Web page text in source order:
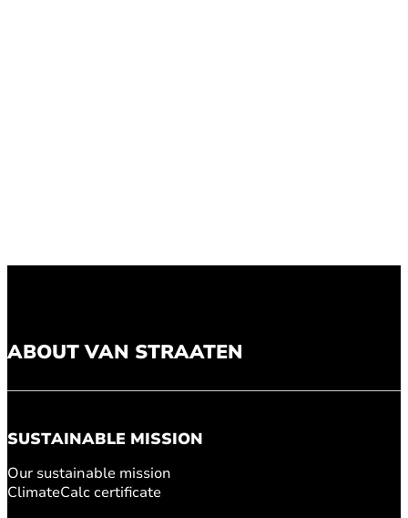
ABOUT VAN STRAATEN
SUSTAINABLE MISSION
Our sustainable mission
ClimateCalc certificate